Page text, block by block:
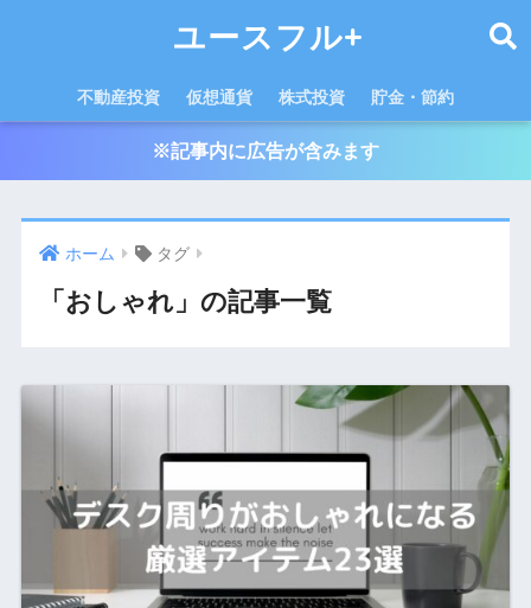
ユースフル+
不動産投資 仮想通貨 株式投資 貯金・節約
※記事内に広告が含みます
ホーム タグ
「おしゃれ」の記事一覧